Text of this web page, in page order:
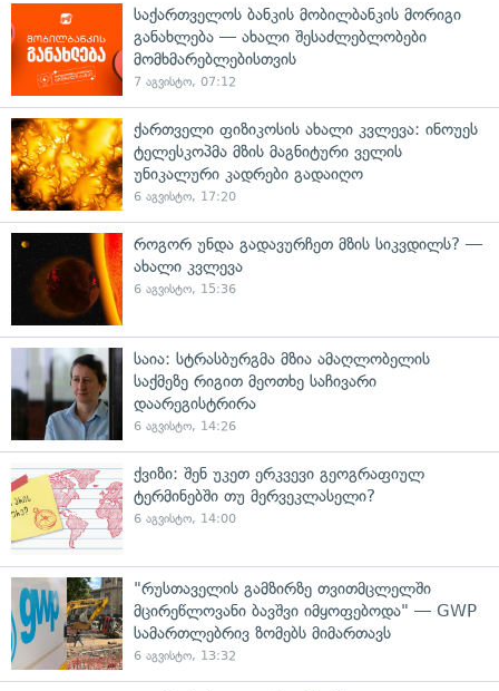
საქართველოს ბანკის მობილბანკის მორიგი
განახლება — ახალი შესაძლებლობები
მომხმარებლებისთვის
7 აგვისტო, 07:12
ქართველი ფიზიკოსის ახალი კვლევა: ინოუეს
ტელესკოპმა მზის მაგნიტური ველის
უნიკალური კადრები გადაიღო
6 აგვისტო, 17:20
როგორ უნდა გადავურჩეთ მზის სიკვდილს? —
ახალი კვლევა
6 აგვისტო, 15:36
საია: სტრასბურგმა მზია ამაღლობელის
საქმეზე რიგით მეოთხე საჩივარი
დაარეგისტრირა
6 აგვისტო, 14:26
ქვიზი: შენ უკეთ ერკვევი გეოგრაფიულ
ტერმინებში თუ მერვეკლასელი?
6 აგვისტო, 14:00
"რუსთაველის გამზირზე თვითმცლელში
მცირეწლოვანი ბავშვი იმყოფებოდა" — GWP
სამართლებრივ ზომებს მიმართავს
6 აგვისტო, 13:32